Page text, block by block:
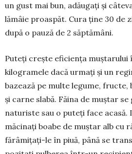
un gust mai bun, adăugaţi și
lămâie proaspăt. Cura ține 30 de
după o pau­ză de 2 săptămâni.
Puteţi creşte eficienţa muştarului
kilogramele dacă urmați şi un
bazează pe multe legume,
şi carne slabă. Făina de muştar
naturiste sau o puteţi face acasă.
măcinaţi boabe de muştar alb cu
fărâmi­țați-le în piuă, până se